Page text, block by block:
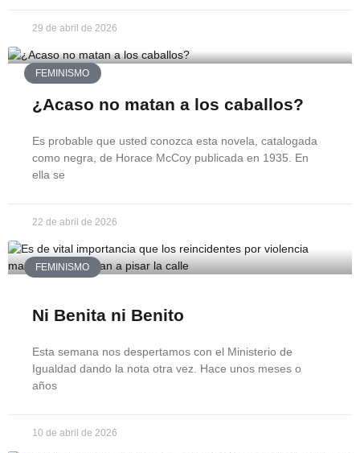
29 de abril de 2026
FEMINISMO
¿Acaso no matan a los caballos?
Es probable que usted conozca esta novela, catalogada
como negra, de Horace McCoy publicada en 1935. En
ella se
22 de abril de 2026
FEMINISMO
Ni Benita ni Benito
Esta semana nos despertamos con el Ministerio de
Igualdad dando la nota otra vez. Hace unos meses o
años
10 de abril de 2026